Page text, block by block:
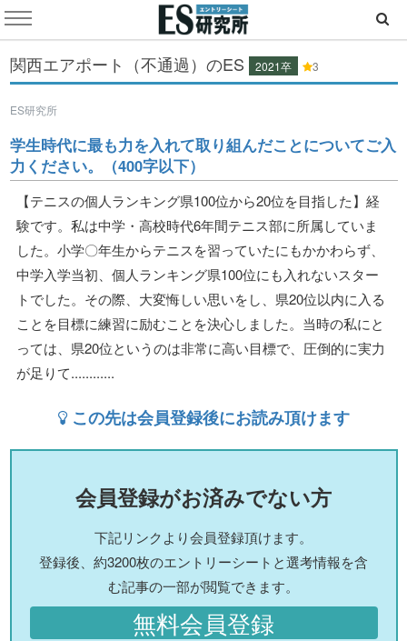
関西エアポート（不通過）のES 2021卒 3
ES研究所
学生時代に最も力を入れて取り組んだことについてご入
力ください。（400字以下）
【テニスの個人ランキング県100位から20位を目指した】経
験です。私は中学・高校時代6年間テニス部に所属していま
した。小学〇年生からテニスを習っていたにもかかわらず、
中学入学当初、個人ランキング県100位にも入れないスター
トでした。その際、大変悔しい思いをし、県20位以内に入る
ことを目標に練習に励むことを決心しました。当時の私にと
っては、県20位というのは非常に高い目標で、圧倒的に実力
が足りて............
この先は会員登録後にお読み頂けます
会員登録がお済みでない方
下記リンクより会員登録頂けます。
登録後、約3200枚のエントリーシートと選考情報を含
む記事の一部が閲覧できます。
無料会員登録